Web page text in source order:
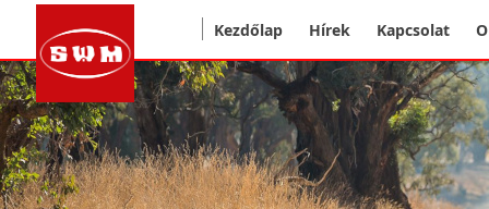
Kezdőlap Hírek Kapcsolat